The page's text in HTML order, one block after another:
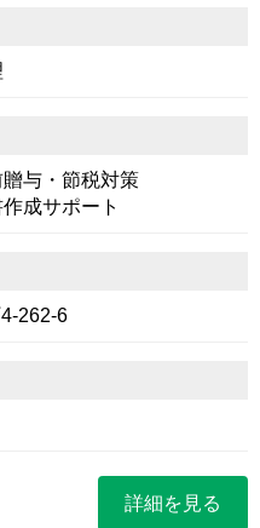
与・節税対策
成サポート
262-6
詳細を見る